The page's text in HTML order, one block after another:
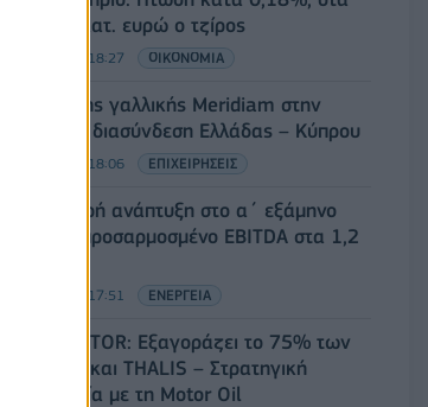
315,71 εκατ. ευρώ ο τζίρος
05/08/2026 - 18:27 ΟΙΚΟΝΟΜΙΑ
Είσοδος της γαλλικής Meridiam στην
ηλεκτρική διασύνδεση Ελλάδας – Κύπρου
05/08/2026 - 18:06 ΕΠΙΧΕΙΡΗΣΕΙΣ
ΔΕΗ: Ισχυρή ανάπτυξη στο α΄ εξάμηνο
2026 με προσαρμοσμένο EBITDA στα 1,2
05/08/2026 - 17:51 ΕΝΕΡΓΕΙΑ
Όμιλος AKTOR: Εξαγοράζει το 75% των
ΗΛΕΚΤΩΡ και THALIS – Στρατηγική
συνεργασία με τη Motor Oil